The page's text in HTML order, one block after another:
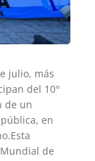
julio, más
del 10°
de un
en
de